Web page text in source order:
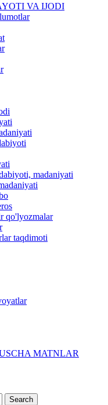
VA IJODI
madaniyati
qo'lyozmalar
taqdimoti
MATNLAR